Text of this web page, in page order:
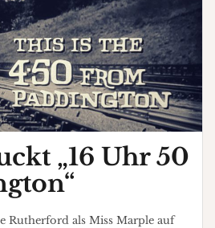
„16 Uhr 50
Rutherford als Miss Marple auf